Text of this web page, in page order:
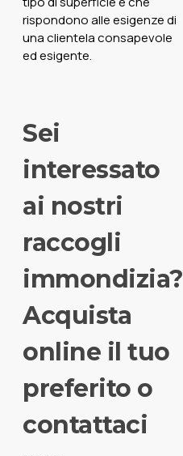
rispondono alle esigenze di
una clientela consapevole
ed esigente.
Sei
interessato
ai nostri
raccogli
immondizia?
Acquista
online il tuo
preferito o
contattaci